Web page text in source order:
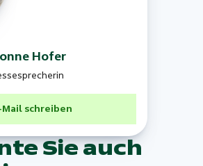
Hofer
Mail schreiben
Sie auch